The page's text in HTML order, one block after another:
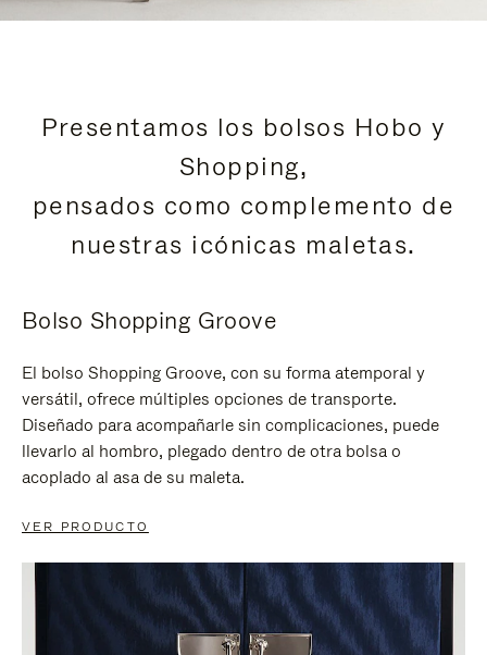
Presentamos los bolsos Hobo y
Shopping,
pensados como complemento de
nuestras icónicas maletas.
Bolso Shopping Groove
El bolso Shopping Groove, con su forma atemporal y
versátil, ofrece múltiples opciones de transporte.
Diseñado para acompañarle sin complicaciones, puede
llevarlo al hombro, plegado dentro de otra bolsa o
acoplado al asa de su maleta.
VER PRODUCTO